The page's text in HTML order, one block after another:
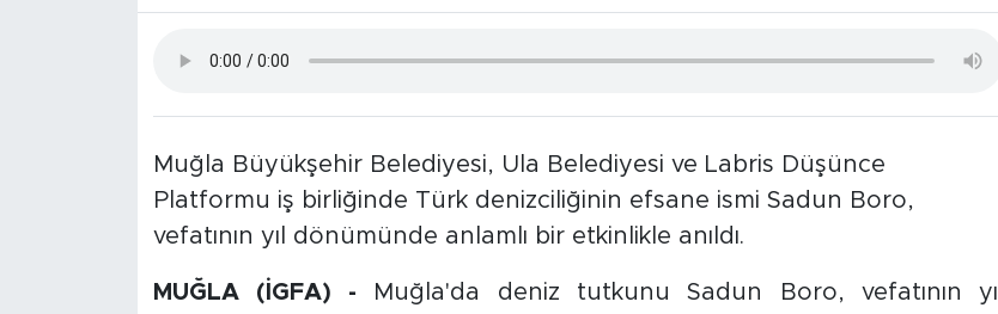
Muğla Büyükşehir Belediyesi, Ula Belediyesi ve Labris Düşünce
Platformu iş birliğinde Türk denizciliğinin efsane ismi Sadun Boro,
vefatının yıl dönümünde anlamlı bir etkinlikle anıldı.
MUĞLA (İGFA) -
Muğla'da deniz tutkunu Sadun Boro, vefatının yıl